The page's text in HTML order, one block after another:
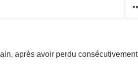
après avoir perdu consécutivement